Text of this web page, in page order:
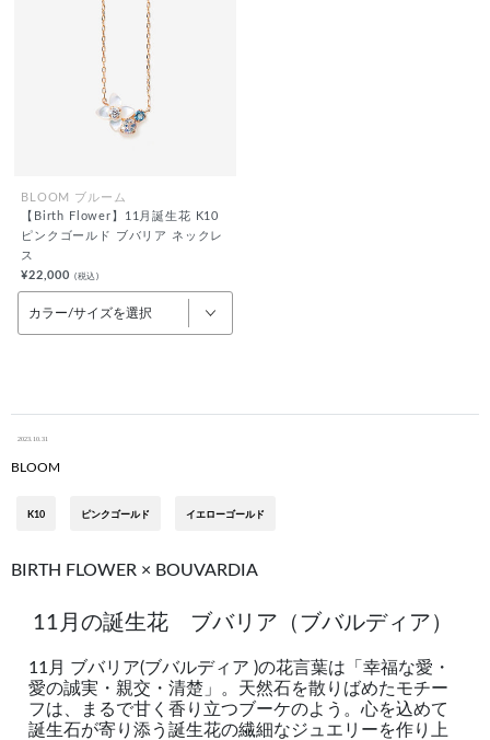
BLOOM ブルーム
【Birth Flower】11月誕生花 K10
ピンクゴールド ブバリア ネックレ
ス
¥22,000 (税込)
カラー/サイズを選択
2023.10.31
BLOOM
K10 ピンクゴールド イエローゴールド
BIRTH FLOWER × BOUVARDIA
11月の誕生花 ブバリア（ブバルディア）
11月 ブバリア(ブバルディア )の花言葉は「幸福な愛・
愛の誠実・親交・清楚」。天然石を散りばめたモチー
フは、まるで甘く香り立つブーケのよう。心を込めて
誕生石が寄り添う誕生花の繊細なジュエリーを作り上